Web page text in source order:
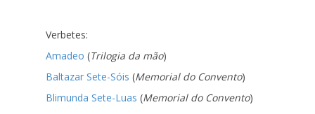
Verbetes:
Amadeo (Trilogia da mão)
Baltazar Sete-Sóis (Memorial do Convento)
Blimunda Sete-Luas (Memorial do Convento)